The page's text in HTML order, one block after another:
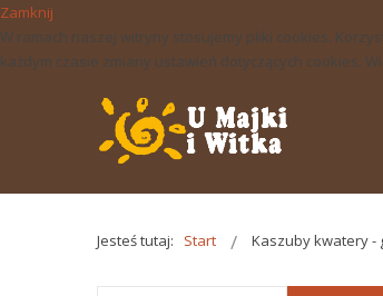
Zamknij
W ramach naszej witryny stosujemy pliki cookies.
każdym czasie zmiany ustawień dotyczących cookies.
Jesteś tutaj: Start Kaszuby kwatery -